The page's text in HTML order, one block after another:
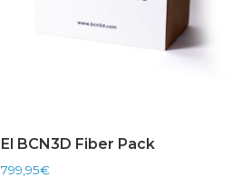
El BCN3D Fiber Pack
799,95€